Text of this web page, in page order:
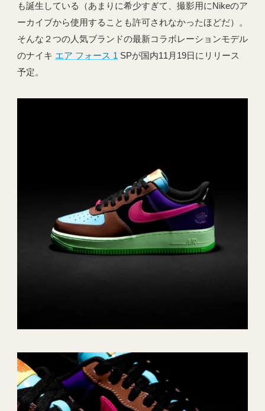
も誕生している（あまりに希少すぎて、撮影用にNikeのア
ーカイブから使用することも許可されなかったほどだ）。
そんな２つの人気ブランドの最新コラボレーションモデル
のナイキ エア フォース 1 SPが国内11月19日にリリース
予定。